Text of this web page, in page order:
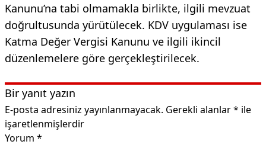
Kanunu’na tabi olmamakla birlikte, ilgili mevzuat
doğrultusunda yürütülecek. KDV uygulaması ise
Katma Değer Vergisi Kanunu ve ilgili ikincil
düzenlemelere göre gerçekleştirilecek.
Bir yanıt yazın
E-posta adresiniz yayınlanmayacak. Gerekli alanlar* ile
işaretlenmişlerdir
Yorum *